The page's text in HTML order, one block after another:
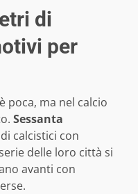
di
per
è poca, ma nel calcio
Sessanta
calcistici con
delle loro città si
avanti con